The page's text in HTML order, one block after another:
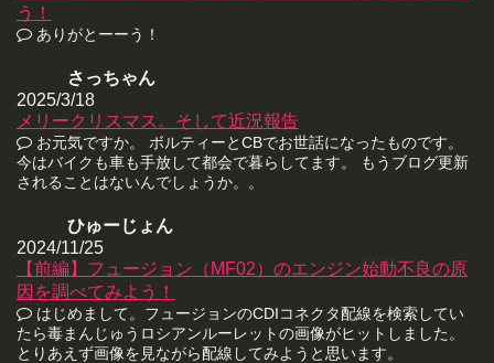
う！
ありがとーーう！
さっちゃん
2025/3/18
メリークリスマス。そして近況報告
お元気ですか。 ボルティーとCBでお世話になったものです。
今はバイクも車も手放して都会で暮らしてます。 もうブログ更新
されることはないんでしょうか。。
ひゅーじょん
2024/11/25
【前編】フュージョン（MF02）のエンジン始動不良の原
因を調べてみよう！
はじめまして。フュージョンのCDIコネクタ配線を検索してい
たら毒まんじゅうロシアンルーレットの画像がヒットしました。
とりあえず画像を見ながら配線してみようと思います。